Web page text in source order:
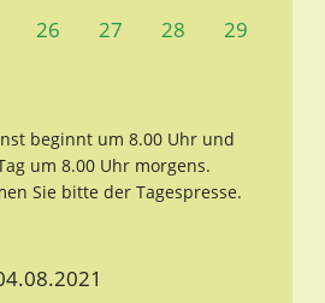
26 27 28
29
beginnt um 8.00 Uhr und
um 8.00 Uhr morgens.
Sie bitte der Tagespresse.